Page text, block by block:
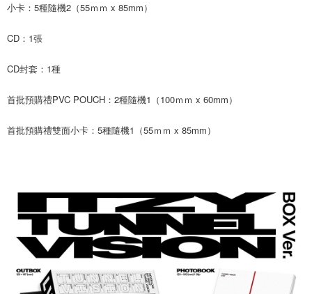
※ 請注意：結帳手續完成當下不需立刻繳費，但若您需要取消訂單，請聯絡
後付繳納相關費用。
※ 交易是否成功請以「AFTEE先享後付 」之結帳頁面顯示為準，若有關於
客戶支援中心」
【注意事項】
１．透過由恩沛科技股份有限公司提供之「AFTEE先享後付」服務完成之交
權轉讓予恩沛科技股份有限公司。
任。
４．使用「AFTEE先享後付」時，將依據個別帳號之用戶狀況，依本公司即
時審查核予不同之上限額度；若仍有額度不足之情形，本公司將視審查結果
請求用戶進行身份認證。
５．嚴禁一人註冊多個帳號或使用他人資訊註冊。若發現惡意使用之情形，
恩沛科技股份有限公司將有權停止該用戶之使用額度並採取法律行動。
付款後7-11取貨
每筆NT$60，滿NT$1,599(含以上)免運費
宅配 (離島)
亞洲國家/地區配送 查看運費
北美國家/地區配送 查看運費
歐洲國家/地區配送 查看運費
小卡：5種隨機2（55ｍｍ x 85mm）
CD：1張
CD封套：1種
首批預購禮PVC POUCH：2種隨機1（100ｍｍ x 60mm）
首批預購禮雙面小卡：5種隨機1（55ｍｍ x 85mm）